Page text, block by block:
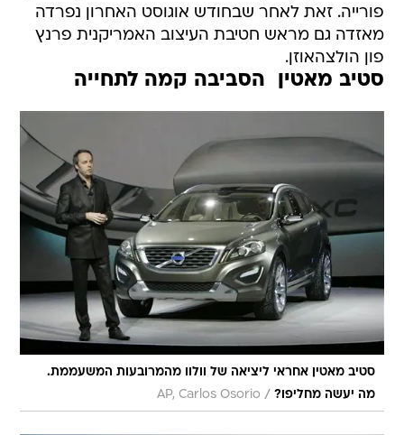
פורייה. זאת לאחר שבחודש אוגוסט האחרון נפרדה
מאזדה גם מראש חטיבת העיצוב האמריקנית פרנץ
פון הולצהאוזן.
סטיב מאטין  הסביבה קמה לתחייה
סטיב מאטין אחראי ליציאה של וולוו מהמרובעות המשעממת.
מה יעשה מחליפו? /
AP, Carlos Osorio